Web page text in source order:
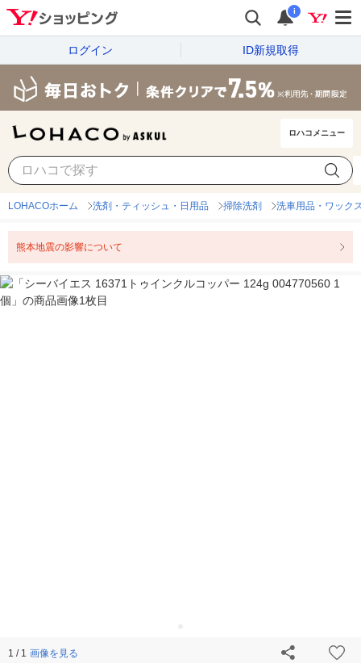
i
ログイン ID新規取得
ロハコメニュー
LOHACOホーム 洗剤・ティッシュ・日用品 掃除洗剤 洗車用品・ワック
熊本地震の影響について
1 / 1 画像を見る